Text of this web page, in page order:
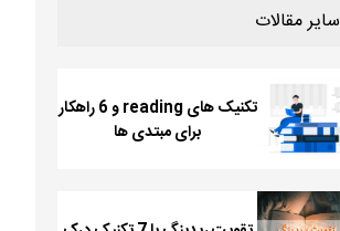
سایر مقالات
تکنیک های reading و 6 راهکار
برای مبتدی ها